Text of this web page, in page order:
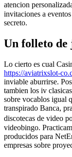
atencion
invitaciones a
secreto.
Un folleto de
Lo cierto es cual
https://aviatrixslot-
inviable aburrirse.
tambien los iv
sobre vocablos igual
transpirado Banca,
discotecas de video
videobingo.
producidos para
empresas sobre